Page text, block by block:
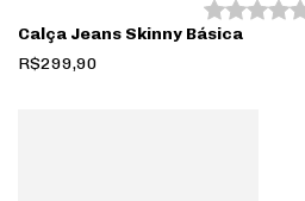
Calça Jeans Skinny Básica
R$299,90